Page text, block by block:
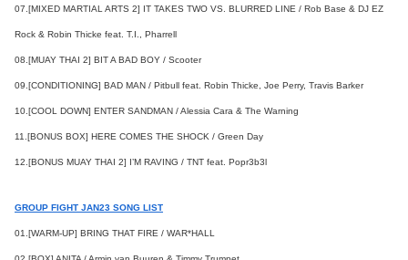
07.[MIXED MARTIAL ARTS 2] IT TAKES TWO VS. BLURRED LINE / Rob Base & DJ EZ
Rock & Robin Thicke feat. T.I., Pharrell
08.[MUAY THAI 2] BIT A BAD BOY / Scooter
09.[CONDITIONING] BAD MAN / Pitbull feat. Robin Thicke, Joe Perry, Travis Barker
10.[COOL DOWN] ENTER SANDMAN / Alessia Cara & The Warning
11.[BONUS BOX] HERE COMES THE SHOCK / Green Day
12.[BONUS MUAY THAI 2] I’M RAVING / TNT feat. Popr3b3l
GROUP FIGHT JAN23 SONG LIST
01.[WARM-UP] BRING THAT FIRE / WAR*HALL